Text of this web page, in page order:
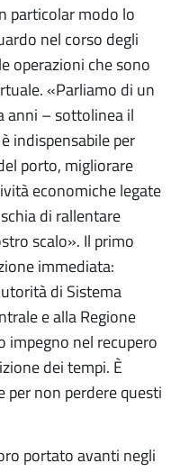
particolar modo lo
nel corso degli
operazioni che sono
«Parliamo di un
anni – sottolinea il
indispensabile per
porto, migliorare
economiche legate
di rallentare
scalo». Il primo
immediata:
di Sistema
e alla Regione
impegno nel recupero
dei tempi. È
per non perdere questi
portato avanti negli